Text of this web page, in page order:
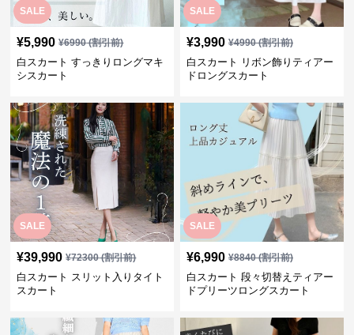
SALE
¥5,990 ¥6990(割引前)
白スカート すっきりロングマキ
シスカート
SALE
¥3,990 ¥4990(割引前)
白スカート リボン飾りティアー
ドロングスカート
SALE
¥39,990 ¥72300(割引前)
白スカート スリット入りタイト
スカート
SALE
¥6,990 ¥8840(割引前)
白スカート 段々切替えティアー
ドプリーツロングスカート